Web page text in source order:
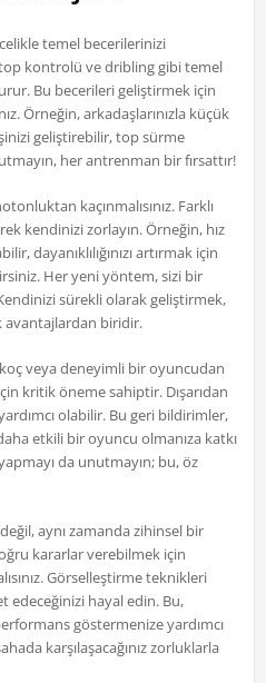
temel becerilerinizi
kontrolü ve dribling gibi temel
Bu becerileri geliştirmek için
Örneğin, arkadaşlarınızla küçük
geliştirebilir, top sürme
her antrenman bir fırsattır!
kaçınmalısınız. Farklı
kendinizi zorlayın. Örneğin, hız
dayanıklılığınızı artırmak için
Her yeni yöntem, sizi bir
sürekli olarak geliştirmek,
biridir.
koç veya deneyimli bir oyuncudan
kritik öneme sahiptir. Dışarıdan
olabilir. Bu geri bildirimler,
etkili bir oyuncu olmanıza katkı
da unutmayın; bu, öz
aynı zamanda zihinsel bir
kararlar verebilmek için
Görselleştirme teknikleri
edeceğinizi hayal edin. Bu,
göstermenize yardımcı
karşılaşacağınız zorluklarla